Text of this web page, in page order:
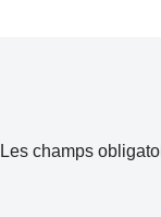
Les champs